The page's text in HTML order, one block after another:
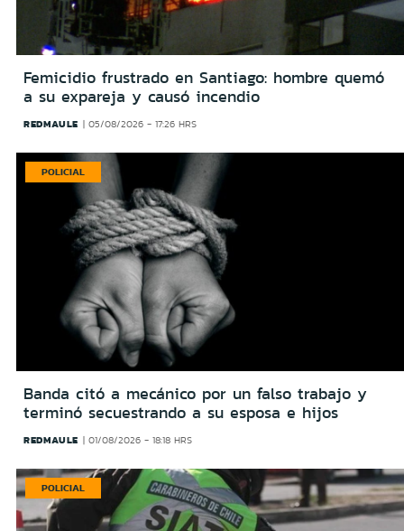
Femicidio frustrado en Santiago: hombre quemó
a su expareja y causó incendio
REDMAULE 05/08/2026 - 17:26 HRS
POLICIAL
Banda citó a mecánico por un falso trabajo y
terminó secuestrando a su esposa e hijos
REDMAULE 01/08/2026 - 18:18 HRS
POLICIAL